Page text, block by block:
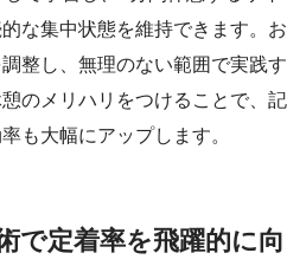
な集中状態を維持できます。お
整し、無理のない範囲で実践す
のメリハリをつけることで、記
も大幅にアップします。
で定着率を飛躍的に向